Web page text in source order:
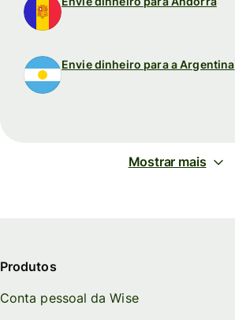
Envie dinheiro para a Argentina
Mostrar mais
Produtos
Conta pessoal da Wise